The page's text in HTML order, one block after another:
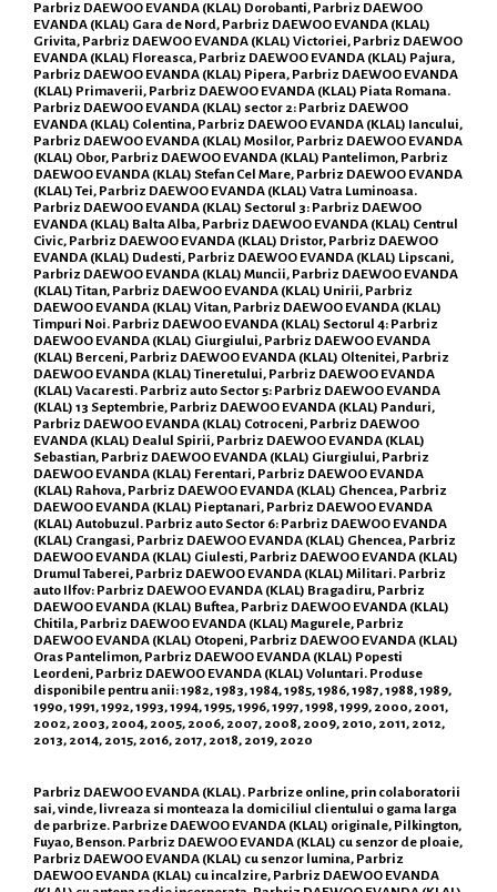
Parbriz DAEWOO EVANDA (KLAL) Dorobanti, Parbriz DAEWOO
EVANDA (KLAL) Gara de Nord, Parbriz DAEWOO EVANDA (KLAL)
Grivita, Parbriz DAEWOO EVANDA (KLAL) Victoriei, Parbriz DAEWOO
EVANDA (KLAL) Floreasca, Parbriz DAEWOO EVANDA (KLAL) Pajura,
Parbriz DAEWOO EVANDA (KLAL) Pipera, Parbriz DAEWOO EVANDA
(KLAL) Primaverii, Parbriz DAEWOO EVANDA (KLAL) Piata Romana.
Parbriz DAEWOO EVANDA (KLAL) sector 2: Parbriz DAEWOO
EVANDA (KLAL) Colentina, Parbriz DAEWOO EVANDA (KLAL) Iancului,
Parbriz DAEWOO EVANDA (KLAL) Mosilor, Parbriz DAEWOO EVANDA
(KLAL) Obor, Parbriz DAEWOO EVANDA (KLAL) Pantelimon, Parbriz
DAEWOO EVANDA (KLAL) Stefan Cel Mare, Parbriz DAEWOO EVANDA
(KLAL) Tei, Parbriz DAEWOO EVANDA (KLAL) Vatra Luminoasa.
Parbriz DAEWOO EVANDA (KLAL) Sectorul 3: Parbriz DAEWOO
EVANDA (KLAL) Balta Alba, Parbriz DAEWOO EVANDA (KLAL) Centrul
Civic, Parbriz DAEWOO EVANDA (KLAL) Dristor, Parbriz DAEWOO
EVANDA (KLAL) Dudesti, Parbriz DAEWOO EVANDA (KLAL) Lipscani,
Parbriz DAEWOO EVANDA (KLAL) Muncii, Parbriz DAEWOO EVANDA
(KLAL) Titan, Parbriz DAEWOO EVANDA (KLAL) Unirii, Parbriz
DAEWOO EVANDA (KLAL) Vitan, Parbriz DAEWOO EVANDA (KLAL)
Timpuri Noi. Parbriz DAEWOO EVANDA (KLAL) Sectorul 4: Parbriz
DAEWOO EVANDA (KLAL) Giurgiului, Parbriz DAEWOO EVANDA
(KLAL) Berceni, Parbriz DAEWOO EVANDA (KLAL) Oltenitei, Parbriz
DAEWOO EVANDA (KLAL) Tineretului, Parbriz DAEWOO EVANDA
(KLAL) Vacaresti. Parbriz auto Sector 5: Parbriz DAEWOO EVANDA
(KLAL) 13 Septembrie, Parbriz DAEWOO EVANDA (KLAL) Panduri,
Parbriz DAEWOO EVANDA (KLAL) Cotroceni, Parbriz DAEWOO
EVANDA (KLAL) Dealul Spirii, Parbriz DAEWOO EVANDA (KLAL)
Sebastian, Parbriz DAEWOO EVANDA (KLAL) Giurgiului, Parbriz
DAEWOO EVANDA (KLAL) Ferentari, Parbriz DAEWOO EVANDA
(KLAL) Rahova, Parbriz DAEWOO EVANDA (KLAL) Ghencea, Parbriz
DAEWOO EVANDA (KLAL) Pieptanari, Parbriz DAEWOO EVANDA
(KLAL) Autobuzul. Parbriz auto Sector 6: Parbriz DAEWOO EVANDA
(KLAL) Crangasi, Parbriz DAEWOO EVANDA (KLAL) Ghencea, Parbriz
DAEWOO EVANDA (KLAL) Giulesti, Parbriz DAEWOO EVANDA (KLAL)
Drumul Taberei, Parbriz DAEWOO EVANDA (KLAL) Militari. Parbriz
auto Ilfov: Parbriz DAEWOO EVANDA (KLAL) Bragadiru, Parbriz
DAEWOO EVANDA (KLAL) Buftea, Parbriz DAEWOO EVANDA (KLAL)
Chitila, Parbriz DAEWOO EVANDA (KLAL) Magurele, Parbriz
DAEWOO EVANDA (KLAL) Otopeni, Parbriz DAEWOO EVANDA (KLAL)
Oras Pantelimon, Parbriz DAEWOO EVANDA (KLAL) Popesti
Leordeni, Parbriz DAEWOO EVANDA (KLAL) Voluntari. Produse
disponibile pentru anii: 1982, 1983, 1984, 1985, 1986, 1987, 1988, 1989,
1990, 1991, 1992, 1993, 1994, 1995, 1996, 1997, 1998, 1999, 2000, 2001,
2002, 2003, 2004, 2005, 2006, 2007, 2008, 2009, 2010, 2011, 2012,
2013, 2014, 2015, 2016, 2017, 2018, 2019, 2020
Parbriz DAEWOO EVANDA (KLAL). Parbrize online, prin colaboratorii
sai, vinde, livreaza si monteaza la domiciliul clientului o gama larga
de parbrize. Parbrize DAEWOO EVANDA (KLAL) originale, Pilkington,
Fuyao, Benson. Parbriz DAEWOO EVANDA (KLAL) cu senzor de ploaie,
Parbriz DAEWOO EVANDA (KLAL) cu senzor lumina, Parbriz
DAEWOO EVANDA (KLAL) cu incalzire, Parbriz DAEWOO EVANDA